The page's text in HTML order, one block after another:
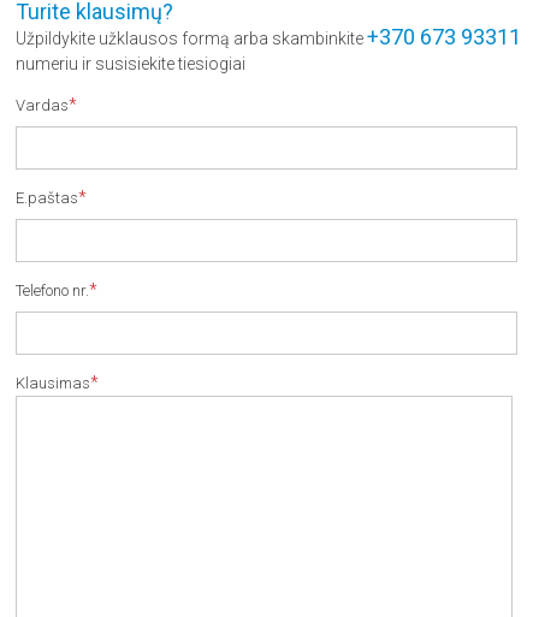
Turite klausimų?
Užpildykite užklausos formą arba skambinkite+370 673 93311
numeriu ir susisiekite tiesiogiai
Vardas*
E.paštas*
Telefono nr.*
Klausimas*